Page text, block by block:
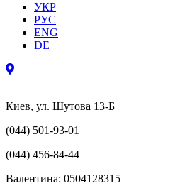
УКР
РУС
ENG
DE
Киев, ул. Шутова 13-Б
(044) 501-93-01
(044) 456-84-44
Валентина: 0504128315